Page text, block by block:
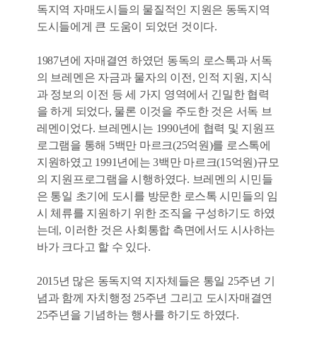
독지역 자매도시들의 물질적인 지원은 동독지역
도시들에게 큰 도움이 되었던 것이다.
1987년에 자매결연 하였던 동독의 로스톡과 서독
의 브레멘은 자금과 물자의 이전, 인적 지원, 지식
과 정보의 이전 등 세 가지 영역에서 긴밀한 협력
을 하게 되었다, 물론 이것을 주도한 것은 서독 브
레멘이었다. 브레멘시는 1990년에 협력 및 지원프
로그램을 통해 5백만 마르크(25억원)를 로스톡에
지원하였고 1991년에는 3백만 마르크(15억원)규모
의 지원프로그램을 시행하였다. 브레멘의 시민들
은 통일 초기에 도시를 방문한 로스톡 시민들의 임
시 체류를 지원하기 위한 조직을 구성하기도 하였
는데, 이러한 것은 사회통합 측면에서도 시사하는
바가 크다고 할 수 있다.
2015년 많은 동독지역 지자체들은 통일 25주년 기
념과 함께 자치행정 25주년 그리고 도시자매결연
25주년을 기념하는 행사를 하기도 하였다.